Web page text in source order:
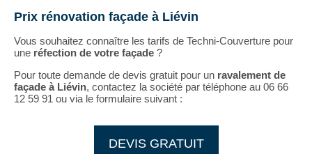
Prix rénovation façade à Liévin
Vous souhaitez connaître les tarifs de Techni-Couverture pour
une réfection de votre façade ?
Pour toute demande de devis gratuit pour un ravalement de
façade à Liévin, contactez la société par téléphone au 06 66
12 59 91 ou via le formulaire suivant :
DEVIS GRATUIT